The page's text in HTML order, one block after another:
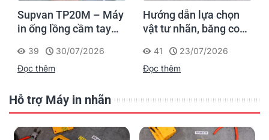
Máy
Hướng dẫn lựa chọn
vật tư nhãn, băng co
Supvan G15M Pro
41
23/07/2026
Đọc thêm
Supvan G15M Pro –
Máy in nhãn cầm
dấu một lần, tra cứu
trọn đời công trình
214
20/07/2026
Đọc thêm
Hỗ trợ Máy in nhãn